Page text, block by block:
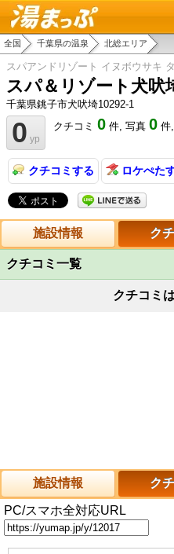
全国 千葉県の温泉 北総エリア
スパアンドリゾート イヌボウサキ
スパ＆リゾート犬吠
千葉県銚子市犬吠埼10292-1
0 yp
クチコミ 0 件, 写真 0 件,
クチコミする ロケぺた
施設情報 ク
クチコミ一覧
クチコミ
施設情報 ク
PC/スマホ全対応URL